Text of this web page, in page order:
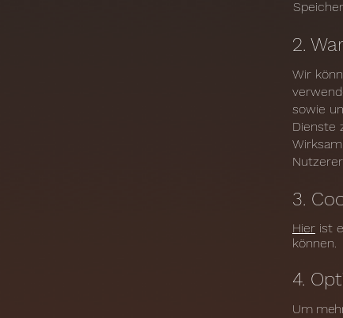
2.
Wir
sowie
Dienste
3.
Hier ist
können.
4.
Um